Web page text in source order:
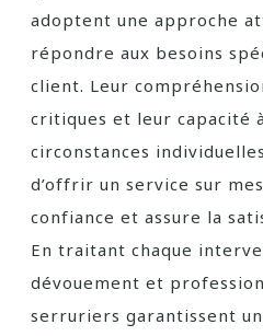
adoptent une approche
répondre aux besoins
client. Leur
critiques et leur capacité
circonstances
d’offrir un service sur
confiance et assure la
En traitant chaque
dévouement et
serruriers garantissent